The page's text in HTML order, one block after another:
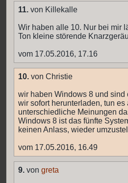
11. von Killekalle
Wir haben alle 10. Nur bei mir
Ton kleine störende
vom 17.05.2016, 17.16
10. von Christie
wir haben Windows 8 und
wir sofort herunterladen, tun
unterschiedliche Meinungen
Windows 8 ist das fünfte
keinen Anlass, wieder
vom 17.05.2016, 16.49
9. von greta